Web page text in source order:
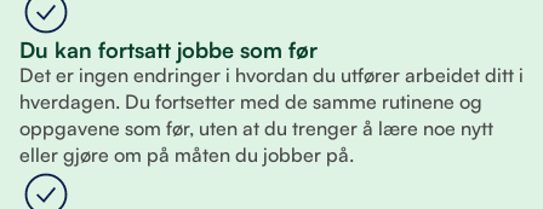
Du kan fortsatt jobbe som før
Det er ingen endringer i hvordan du utfører arbeidet ditt i
hverdagen. Du fortsetter med de samme rutinene og
oppgavene som før, uten at du trenger å lære noe nytt
eller gjøre om på måten du jobber på.